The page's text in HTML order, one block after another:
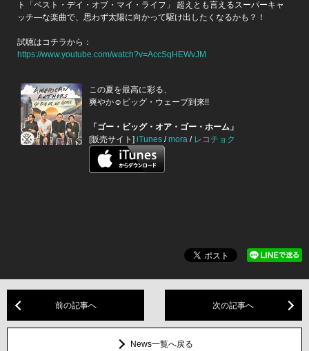
ト「ベスト・デイ・オブ・マイ・ライフ」 超えとも言えるスーパーキャ
ッチ―な楽曲で、思わず太陽に向かって駆け出したくなるかも？！
試聴はコチラから：
https://www.youtube.com/watch?v=AccSqHEWvJM
この夏を最高に彩る、
爽やか☺ビッグ・ウェーブ到来!!
「ゴー・ビッグ・オア・ゴー・ホーム」
[販売サイト] iTunes /mora / レコチョク
前の記事へ 次の記事へ
News一覧へ戻る